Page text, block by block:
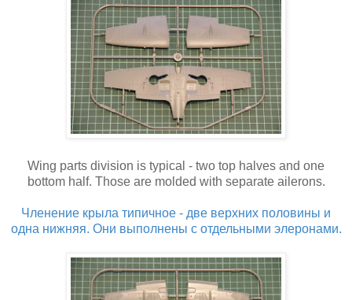
Wing parts division is typical - two top halves and one
bottom half. Those are molded with separate ailerons.
Членение крыла типичное - две верхних половины и
одна нижняя. Они выполнены с отдельными элеронами.